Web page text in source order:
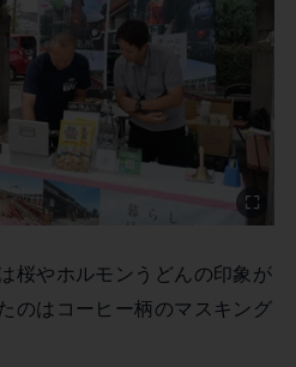
桜やホルモンうどんの印象が
のはコーヒー柄のマスキング